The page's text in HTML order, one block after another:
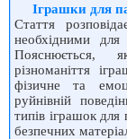
Іграшки для
Стаття
необхідними
Пояснюється,
різноманіття
фізичне та
руйнівній
типів іграшок для
безпечних